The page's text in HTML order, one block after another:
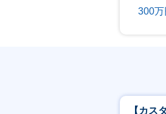
300万
【カス